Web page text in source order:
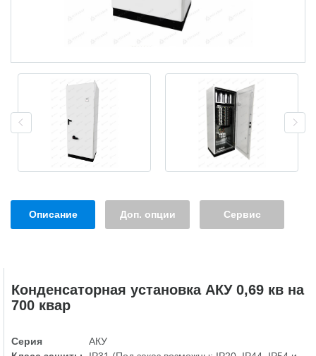
Описание Доп. опции Сервис
Конденсаторная установка АКУ 0,69 кв на
700 квар
Серия
АКУ